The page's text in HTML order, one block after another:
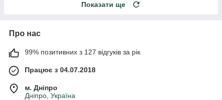
Показати ще
Про нас
99% позитивних з 127 відгуків за рік
Працює з 04.07.2018
м. Дніпро
Дніпро, Україна